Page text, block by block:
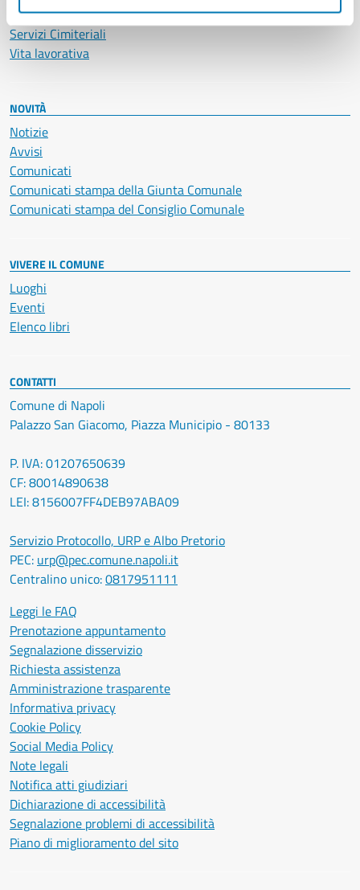
Salute, benessere e assistenza
Servizi Cimiteriali
Vita lavorativa
NOVITÀ
Notizie
Avvisi
Comunicati
Comunicati stampa della Giunta Comunale
Comunicati stampa del Consiglio Comunale
VIVERE IL COMUNE
Luoghi
Eventi
Elenco libri
CONTATTI
Comune di Napoli
Palazzo San Giacomo, Piazza Municipio - 80133
P. IVA: 01207650639
CF: 80014890638
LEI: 8156007FF4DEB97ABA09
Servizio Protocollo, URP e Albo Pretorio
PEC: urp@pec.comune.napoli.it
Centralino unico:0817951111
Leggi le FAQ
Prenotazione appuntamento
Segnalazione disservizio
Richiesta assistenza
Amministrazione trasparente
Informativa privacy
Cookie Policy
Social Media Policy
Note legali
Notifica atti giudiziari
Dichiarazione di accessibilità
Segnalazione problemi di accessibilità
Piano di miglioramento del sito